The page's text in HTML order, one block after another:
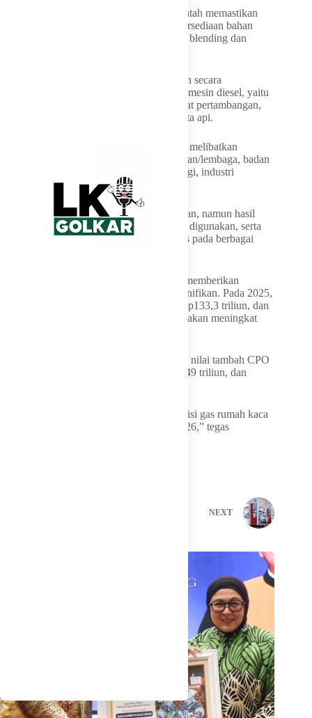
Dari aspek pasokan dan distribusi, Pemerintah memastikan
kesiapan kapasitas produksi biodiesel, ketersediaan bahan
baku, serta infrastruktur pencampuran atau blending dan
Adapun B50 ini sudah dilakukan pengujian secara
komprehensif pada enam sektor pengguna mesin diesel, yaitu
otomotif, alat dan mesin pertanian, alat berat pertambangan,
angkutan laut, pembangkit listrik, dan kereta api.
Uji penggunaan B50 dilaksanakan dengan melibatkan
berbagai pihak, mulai dari unsur kementerian/lembaga, badan
usaha, asosiasi, akademisi, pemilik teknologi, industri
pengguna, hingga pihak terkait lainnya.
“Beberapa pengujian masih terus dilanjutkan, namun hasil
sementara menunjukkan bahwa B50 aman digunakan, serta
memenuhi aspek kinerja dan kompatibilitas pada berbagai
Nah, implementasi B50 diperkirakan bisa memberikan
dampak ekonomi dan lingkungan yang signifikan. Pada 2025,
program B40 menghemat devisa sebesar Rp133,3 triliun, dan
melalui Mandatori B50 pada 2026 diperkirakan meningkat
Selain itu, B50 diperkirakan meningkatkan nilai tambah CPO
dari Rp20,92 triliun menjadi sekitar Rp23,49 triliun, dan
“Mandatori BBM B50 ini menurunkan emisi gas rumah kaca
hingga sekitar 44,46 juta ton CO₂ pada 2026,” tegas
NEXT